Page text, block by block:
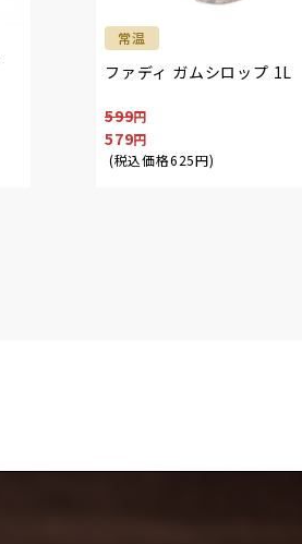
常温
ファディ ガムシロップ 1L
599
579
(税込価格625円)